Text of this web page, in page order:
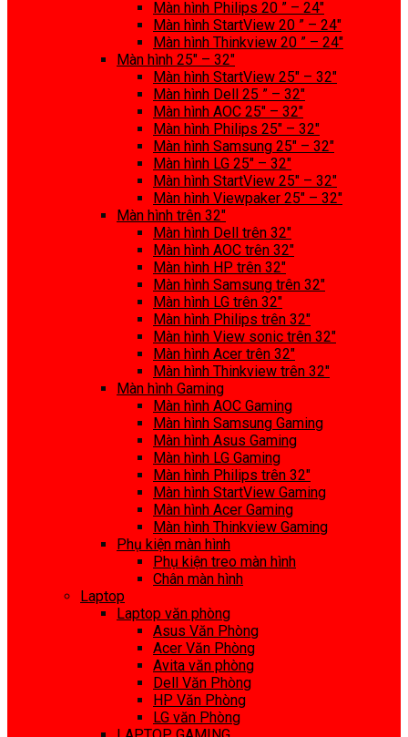
Màn hình Philips 20 ” – 24″
Màn hình StartView 20 ” – 24″
Màn hình Thinkview 20 ” – 24″
Màn hình 25″ – 32″
Màn hình StartView 25″ – 32″
Màn hình Dell 25 ” – 32″
Màn hình AOC 25″ – 32″
Màn hình Philips 25″ – 32″
Màn hình Samsung 25″ – 32″
Màn hình LG 25″ – 32″
Màn hình StartView 25″ – 32″
Màn hình Viewpaker 25″ – 32″
Màn hình trên 32″
Màn hình Dell trên 32″
Màn hình AOC trên 32″
Màn hình HP trên 32″
Màn hình Samsung trên 32″
Màn hình LG trên 32″
Màn hình Philips trên 32″
Màn hình View sonic trên 32″
Màn hình Acer trên 32″
Màn hình Thinkview trên 32″
Màn hình Gaming
Màn hình AOC Gaming
Màn hình Samsung Gaming
Màn hình Asus Gaming
Màn hình LG Gaming
Màn hình Philips trên 32″
Màn hình StartView Gaming
Màn hình Acer Gaming
Màn hình Thinkview Gaming
Phụ kiện màn hình
Phụ kiện treo màn hình
Chân màn hình
Laptop
Laptop văn phòng
Asus Văn Phòng
Acer Văn Phòng
Avita văn phòng
Dell Văn Phòng
HP Văn Phòng
LG văn Phòng